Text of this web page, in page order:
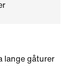
lange gåturer